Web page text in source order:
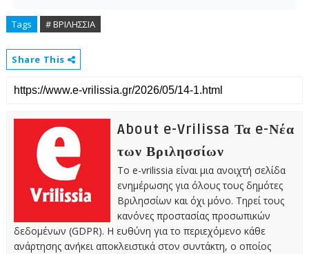
Tags # ΒΡΙΛΗΣΣΙΑ
Share This
About e-Vrilissa Τα e-Νέα
των Βριλησσίων
Το e-vrilissia είναι μια ανοιχτή σελίδα
ενημέρωσης για όλους τους δημότες
Βριλησσίων και όχι μόνο. Τηρεί τους
κανόνες προστασίας προσωπικών
δεδομένων (GDPR). Η ευθύνη για το περιεχόμενο κάθε
ανάρτησης ανήκει αποκλειστικά στον συντάκτη, ο οποίος